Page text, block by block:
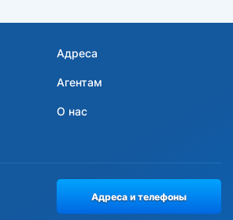
Адреса
Агентам
О нас
Адреса и телефоны